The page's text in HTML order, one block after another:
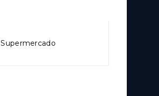
Supermercado